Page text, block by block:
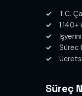
T.C.
Sürec
Süreç